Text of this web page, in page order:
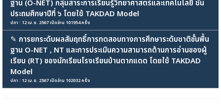
ฐาน (O-NET) กลุ่มสาระการเรียนรู้วิทยาศาสตร์และเทคโนโลยี ชั้น
ประถมศึกษาปีที่ ๖ โดยใช้ TAKDAD Model
ปภา : 12 เม.ย. 2567 เปิดอ่าน 101954 ครั้ง
✎ การยกระดับผลสัมฤทธิ์การทดสอบทางการศึกษาระดับชาติขั้นพื้น
ฐาน O-NET , NT และการประเมินความสามารถด้านการอ่านของผู้
เรียน (RT) ของนักเรียนโรงเรียนบ้านตากแดด โดยใช้ TAKDAD
Model
ปภา : 12 เม.ย. 2567 เปิดอ่าน 102032 ครั้ง